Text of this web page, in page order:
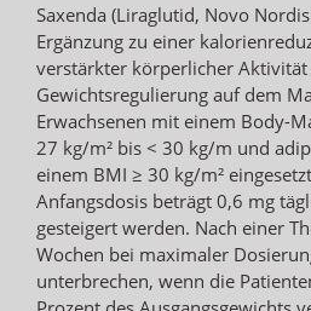
Saxenda (Liraglutid, Novo
Ergänzung zu einer
verstärkter körperlicher
Gewichtsregulierung auf dem
Erwachsenen mit einem Body-
27 kg/m² bis < 30 kg/m und
einem BMI ≥ 30 kg/m²
Anfangsdosis beträgt 0,6 mg
gesteigert werden. Nach einer
Wochen bei maximaler
unterbrechen, wenn die